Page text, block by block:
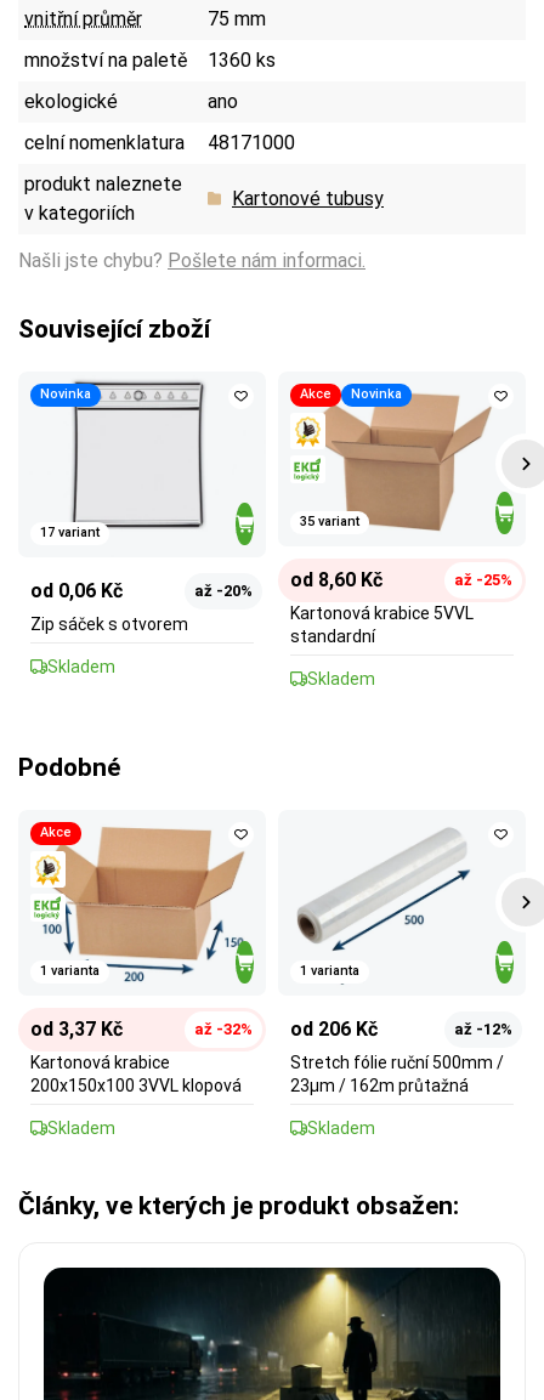
vnitřní průměr
75 mm
množství na paletě
1360 ks
ekologické
ano
celní nomenklatura
48171000
produkt naleznete
v kategoriích
Kartonové tubusy
Našli jste chybu? Pošlete nám informaci.
Související zboží
Novinka
17 variant
od 0,06 Kč až -20%
Zip sáček s otvorem
Skladem
Akce Novinka
35 variant
od 8,60 Kč až -25%
Kartonová krabice 5VVL
standardní
Skladem
Podobné
Akce
1 varianta
od 3,37 Kč až -32%
Kartonová krabice
200x150x100 3VVL klopová
Skladem
1 varianta
od 206 Kč až -12%
Stretch fólie ruční 500mm /
23µm / 162m průtažná
Skladem
Články, ve kterých je produkt obsažen: